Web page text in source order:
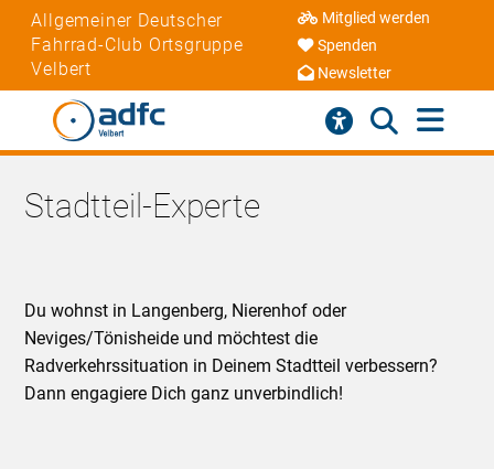
Allgemeiner Deutscher
Fahrrad-Club Ortsgruppe
Velbert
Mitglied werden
Spenden
Newsletter
Stadtteil-Experte
Du wohnst in Langenberg, Nierenhof oder
Neviges/Tönisheide und möchtest die
Radverkehrssituation in Deinem Stadtteil verbessern?
Dann engagiere Dich ganz unverbindlich!